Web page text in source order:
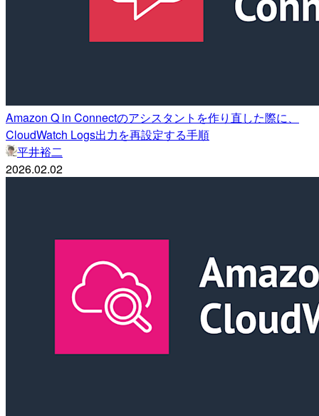
Amazon Q in Connectのアシスタントを作り直した際に、
CloudWatch Logs出力を再設定する手順
平井裕二
2026.02.02